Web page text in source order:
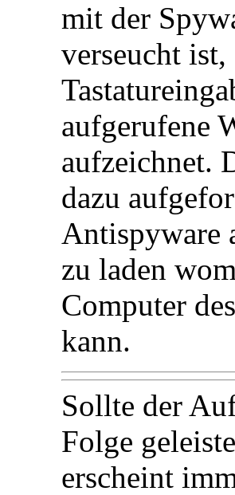
mit der
verseucht ist,
aufgerufene
aufzeichnet.
dazu
Antispyware
zu laden
Computer
kann.
Sollte der
Folge
erscheint